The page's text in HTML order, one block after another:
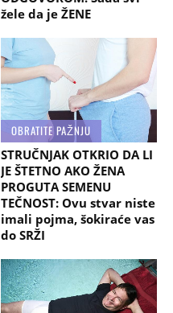
žele da je ŽENE
OBRATITE PAŽNJU
STRUČNJAK OTKRIO DA LI
JE ŠTETNO AKO ŽENA
PROGUTA SEMENU
TEČNOST: Ovu stvar niste
imali pojma, šokiraće vas
do SRŽI